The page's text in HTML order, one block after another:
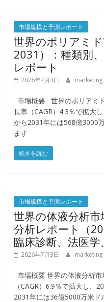
市場規模と予測レポート
世界のポリアミ
2031）：種類別
レポート
2026年7月3日 marketing
市場概要 世界のポリアミ
長率（CAGR）4.3％で拡大
から2031年には568億3000
ます
続きを読む
市場規模と予測レポート
世界の体液分析
分析レポート（
臨床診断、法医学
2026年7月3日 marketing
市場概要 世界の体液分析
（CAGR）6.9％で拡大し、
2031年には36億5000万米ド